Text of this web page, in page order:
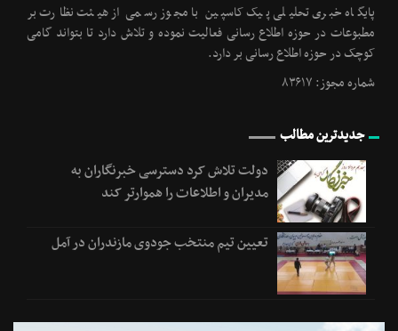
پایگاه خبری تحلیلی پیک کاسپین با مجوز رسمی از هیئت نظارت بر
مطبوعات در حوزه اطلاع رسانی فعالیت نموده و تلاش دارد تا بتواند گامی
کوچک در حوزه اطلاع رسانی بر دارد.
شماره مجوز: ۸۳۶۱۷
جدیدترین مطالب
دولت تلاش کرد دسترسی خبرنگاران به
مدیران و اطلاعات را هموارتر کند
تعیین تیم منتخب جودوی مازندران در آمل